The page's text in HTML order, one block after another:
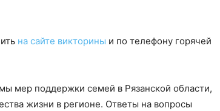
на сайте викторины и по телефону горячей
мер поддержки семей в Рязанской области,
жизни в регионе. Ответы на вопросы